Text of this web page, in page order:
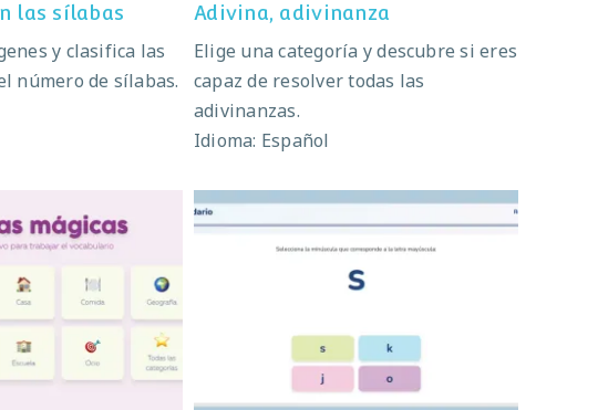
las sílabas
y clasifica las
número de sílabas.
Adivina, adivinanza
Elige una categoría y descubre si eres
capaz de resolver todas las
adivinanzas.
Idioma: Español
mágicas